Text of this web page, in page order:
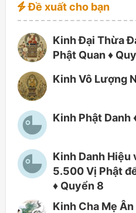
Đề xuất cho bạn
Kinh Đại Thừa
Phật Quan ♦
Kinh Vô Lượng
Kinh Phật Danh
Kinh Danh Hiệu
5.500 Vị Phật
♦ Quyển 8
Kinh Cha Mẹ